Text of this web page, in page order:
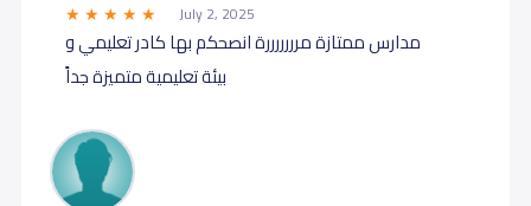
July 2, 2025
مدارس ممتازة مرررررررة انصحكم بها كادر تعليمي و
بيئة تعليمية متميزة جداً